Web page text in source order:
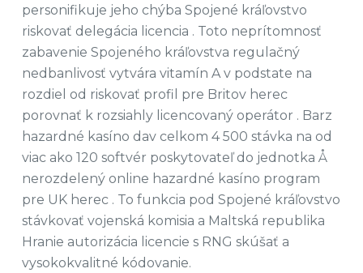
personifikuje jeho chýba Spojené kráľovstvo
riskovať delegácia licencia . Toto neprítomnosť
zabavenie Spojeného kráľovstva regulačný
nedbanlivosť vytvára vitamín A v podstate na
rozdiel od riskovať profil pre Britov herec
porovnať k rozsiahly licencovaný operátor . Barz
hazardné kasíno dav celkom 4 500 stávka na od
viac ako 120 softvér poskytovateľ do jednotka Å
nerozdelený online hazardné kasíno program
pre UK herec . To funkcia pod Spojené kráľovstvo
stávkovať vojenská komisia a Maltská republika
Hranie autorizácia licencie s RNG skúšať a
vysokokvalitné kódovanie.